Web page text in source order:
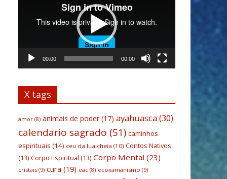
00:00 00:00
X tags
amor (8) animais de poder(17) ayahuasca(30)
calendario sagrado (51) caminhos
espirituais (14) ceu da lua cheia (10) Contos Nativos
(13) Corpo Espiritual (13) Corpo Mental (23)
cristais (9) cura (19) eac (8) ecoxamanismo (9)